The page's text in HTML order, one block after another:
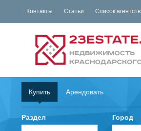
Контакты Статьи Список агентств
Купить Арендовать
Раздел Город